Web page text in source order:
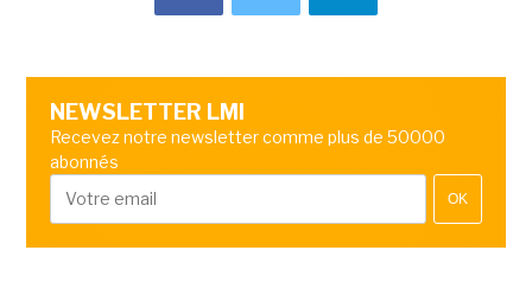
NEWSLETTER LMI
Recevez notre newsletter comme plus de 50000
abonnés
OK